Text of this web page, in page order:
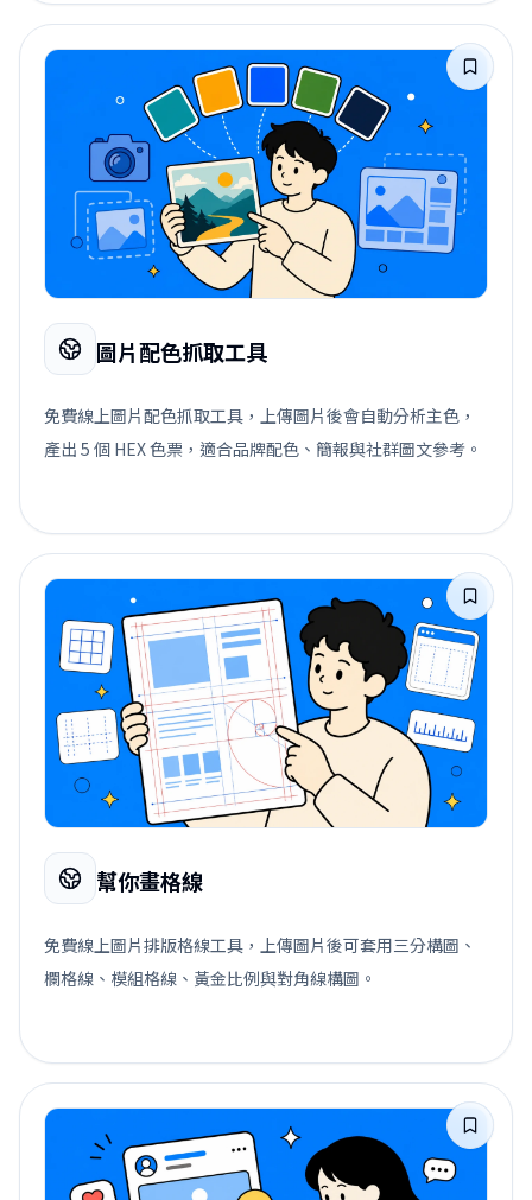
圖片配色抓取工具
免費線上圖片配色抓取工具，上傳圖片後會自動分析主色，
產出 5 個 HEX 色票，適合品牌配色、簡報與社群圖文參考。
幫你畫格線
免費線上圖片排版格線工具，上傳圖片後可套用三分構圖、
欄格線、模組格線、黃金比例與對角線構圖。